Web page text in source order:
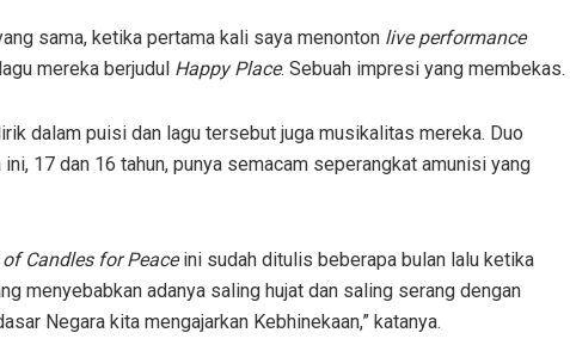
sama, ketika pertama kali saya menonton live performance
mereka berjudul Happy Place. Sebuah impresi yang membekas.
dalam puisi dan lagu tersebut juga musikalitas mereka. Duo
17 dan 16 tahun, punya semacam seperangkat amunisi yang
Candles for Peaceini sudah ditulis beberapa bulan lalu ketika
menyebabkan adanya saling hujat dan saling serang dengan
Negara kita mengajarkan Kebhinekaan,” katanya.